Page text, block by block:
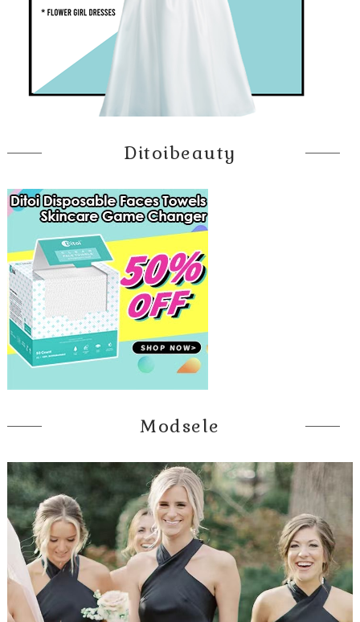
Ditoibeauty
Modsele